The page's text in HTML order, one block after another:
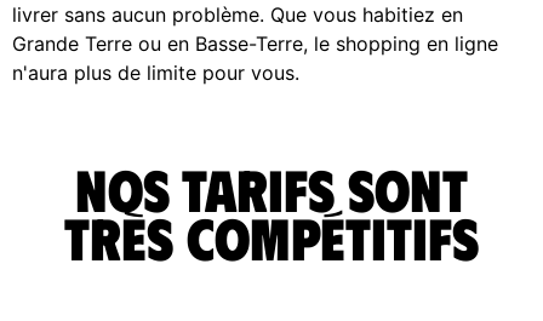
livrer sans aucun problème. Que vous habitiez en
Grande Terre ou en Basse-Terre, le shopping en ligne
n'aura plus de limite pour vous.
Nos tarifs sont
très compétitifs